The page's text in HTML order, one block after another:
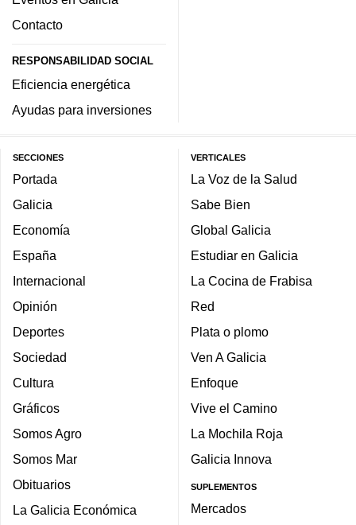
Contacto
RESPONSABILIDAD SOCIAL
Eficiencia energética
Ayudas para inversiones
SECCIONES
Portada
Galicia
Economía
España
Internacional
Opinión
Deportes
Sociedad
Cultura
Gráficos
Somos Agro
Somos Mar
Obituarios
La Galicia Económica
VERTICALES
La Voz de la Salud
Sabe Bien
Global Galicia
Estudiar en Galicia
La Cocina de Frabisa
Red
Plata o plomo
Ven A Galicia
Enfoque
Vive el Camino
La Mochila Roja
Galicia Innova
SUPLEMENTOS
Mercados